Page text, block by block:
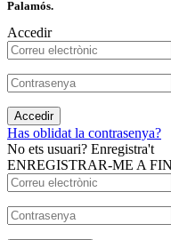
Palamós.
Accedir
Accedir
Has oblidat la contrasenya?
No ets usuari? Enregistra't
ENREGISTRAR-ME A